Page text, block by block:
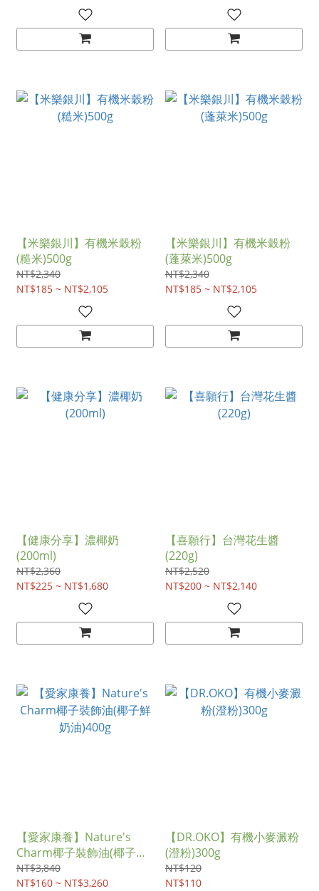
【米樂銀川】有機米穀粉
(糙米)500g
NT$2,340
NT$185 ~ NT$2,105
【米樂銀川】有機米穀粉
(蓬萊米)500g
NT$2,340
NT$185 ~ NT$2,105
【健康分享】濃椰奶
(200ml)
NT$2,360
NT$225 ~ NT$1,680
【喜願行】台灣花生醬
(220g)
NT$2,520
NT$200 ~ NT$2,140
【愛家康養】Nature's
Charm椰子裝飾油(椰子鮮
奶油)400g
NT$3,840
NT$160 ~ NT$3,260
【DR.OKO】有機小麥澱粉
(澄粉)300g
NT$120
NT$110